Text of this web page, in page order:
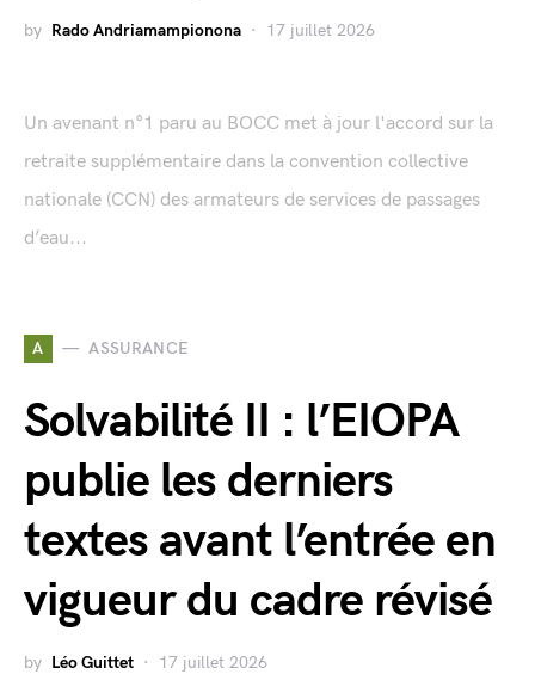
by Rado Andriamampionona 17 juillet 2026
Un avenant n°1 paru au BOCC met à jour l'accord sur la
retraite supplémentaire dans la convention collective
nationale (CCN) des armateurs de services de passages
d’eau...
A ASSURANCE
Solvabilité II : l’EIOPA
publie les derniers
textes avant l’entrée en
vigueur du cadre révisé
by Léo Guittet 17 juillet 2026